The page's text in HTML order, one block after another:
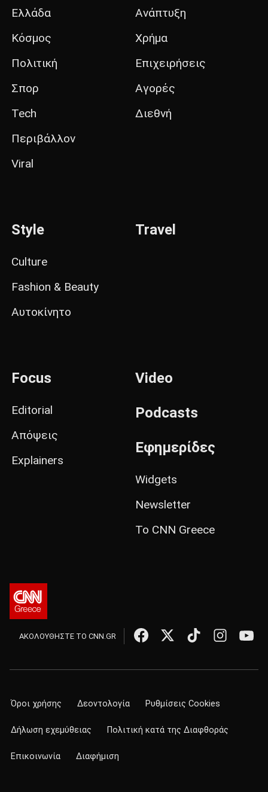
Ελλάδα
Κόσμος
Πολιτική
Σπορ
Tech
Περιβάλλον
Viral
Ανάπτυξη
Χρήμα
Επιχειρήσεις
Αγορές
Διεθνή
Style
Culture
Fashion & Beauty
Αυτοκίνητο
Travel
Focus
Editorial
Απόψεις
Explainers
Video
Podcasts
Εφημερίδες
Widgets
Newsletter
Το CNN Greece
ΑΚΟΛΟΥΘΗΣΤΕ ΤΟ CNN.GR
Όροι χρήσης Δεοντολογία Ρυθμίσεις Cookies
Δήλωση εχεμύθειας Πολιτική κατά της Διαφθοράς
Επικοινωνία Διαφήμιση